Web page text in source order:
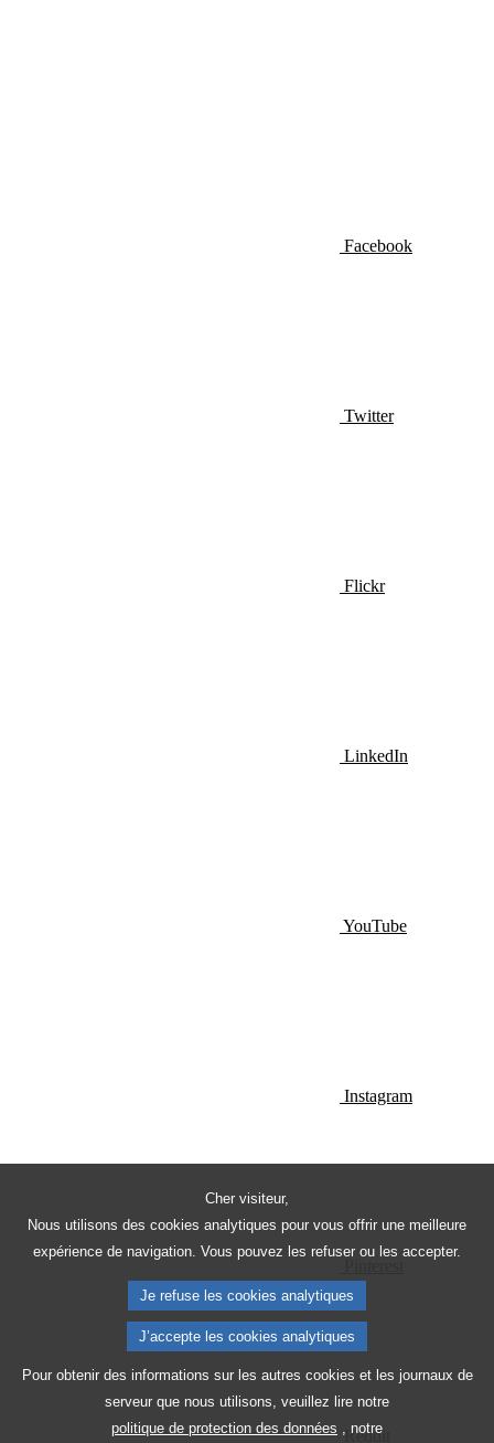
Cher visiteur,
Nous utilisons des cookies analytiques pour vous offrir une meilleure
expérience de navigation. Vous pouvez les refuser ou les accepter.
Je refuse les cookies analytiques
J’accepte les cookies analytiques
Pour obtenir des informations sur les autres cookies et les journaux de
serveur que nous utilisons, veuillez lire notre
politique de protection des données , notre
Facebook
Twitter
Flickr
LinkedIn
YouTube
Instagram
Reddit